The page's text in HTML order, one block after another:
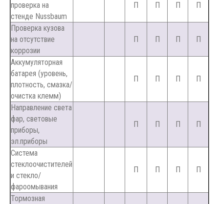
проверка на
стенде Nussbaum
П П П П
Проверка кузова
на отсутствие
коррозии
П П П П
Аккумуляторная
батарея (уровень,
плотность, смазка/
очистка клемм)
П П П П
Направление света
фар, световые
приборы,
эл.приборы
П П П П
Система
стеклоочистителей
и стекло/
фароомывания
П П П П
Тормозная